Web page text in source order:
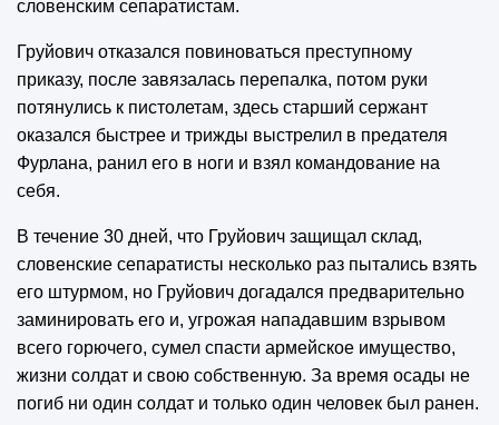
словенским сепаратистам.
Груйович отказался повиноваться преступному
приказу, после завязалась перепалка, потом руки
потянулись к пистолетам, здесь старший сержант
оказался быстрее и трижды выстрелил в предателя
Фурлана, ранил его в ноги и взял командование на
себя.
В течение 30 дней, что Груйович защищал склад,
словенские сепаратисты несколько раз пытались взять
его штурмом, но Груйович догадался предварительно
заминировать его и, угрожая нападавшим взрывом
всего горючего, сумел спасти армейское имущество,
жизни солдат и свою собственную. За время осады не
погиб ни один солдат и только один человек был ранен.